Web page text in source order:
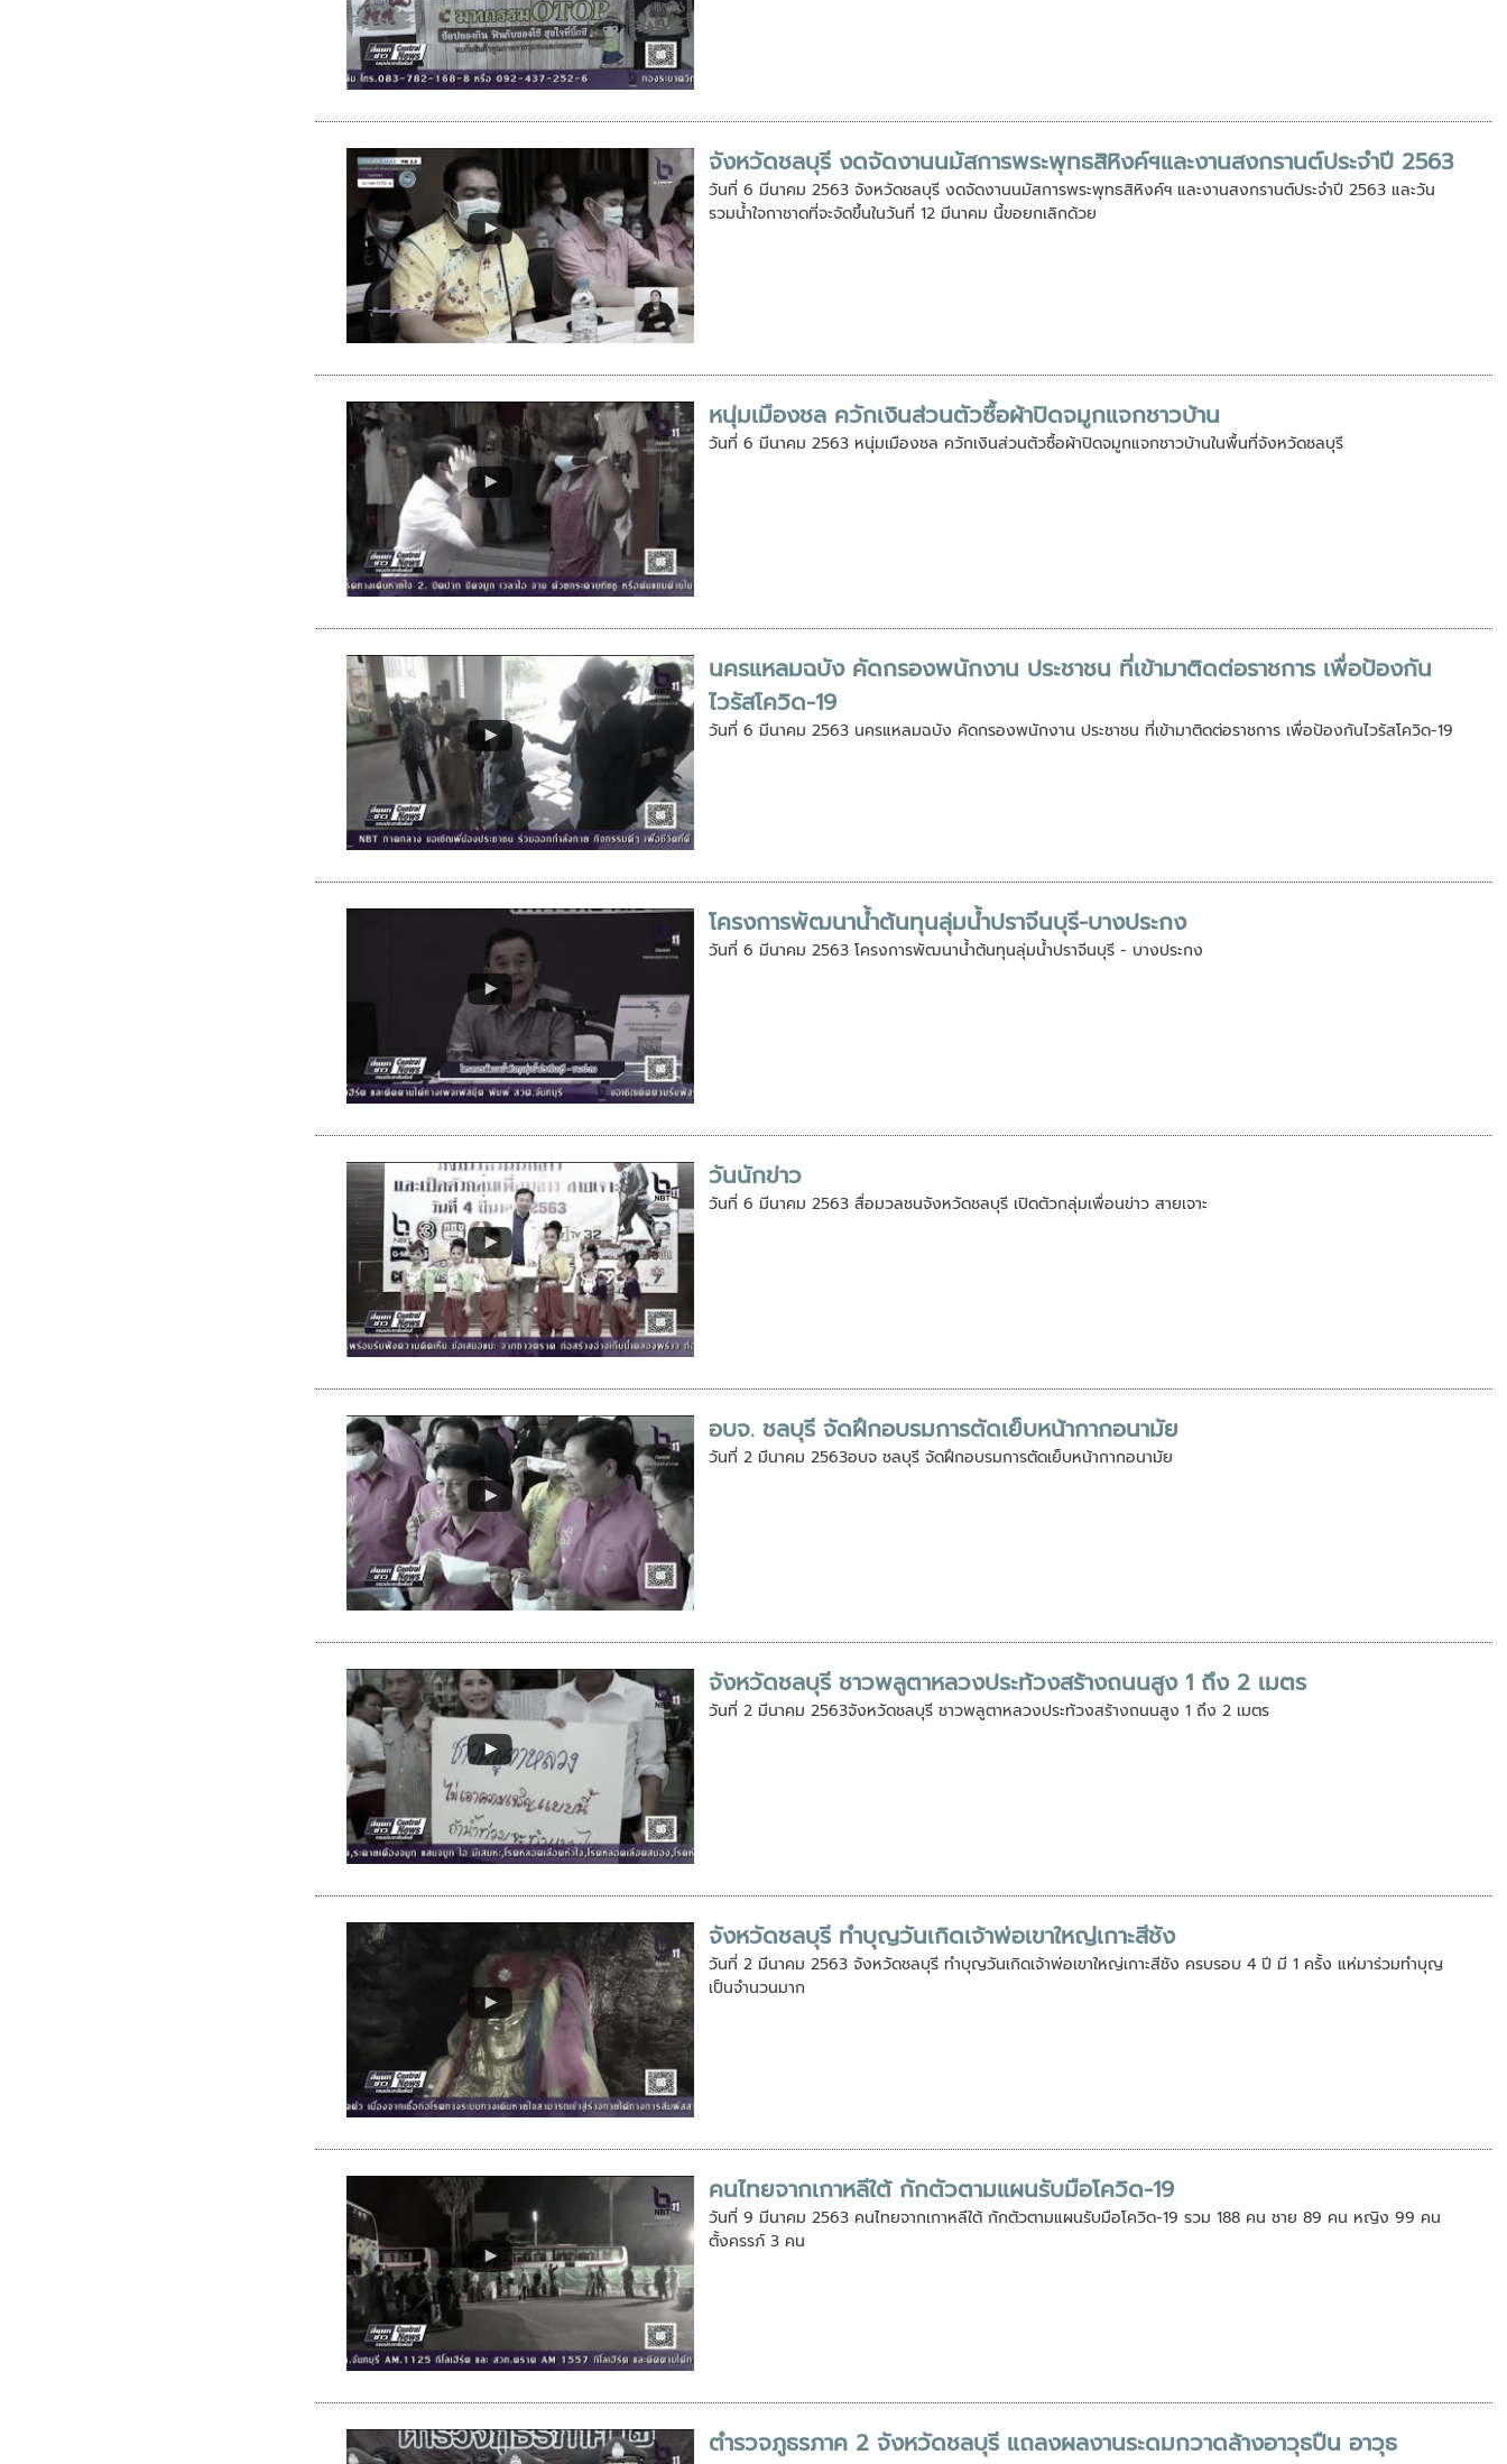
จังหวัดชลบุรี งดจัดงานนมัสการพระพุทธสิหิงค์ฯและงานสงกรานต์ประจำปี 2563
วันที่ 6 มีนาคม 2563 จังหวัดชลบุรี งดจัดงานนมัสการพระพุทธสิหิงค์ฯ และงานสงกรานต์ประจำปี 2563 และวัน
รวมน้ำใจกาชาดที่จะจัดขึ้นในวันที่ 12 มีนาคม นี้ขอยกเลิกด้วย
หนุ่มเมืองชล ควักเงินส่วนตัวซื้อผ้าปิดจมูกแจกชาวบ้าน
วันที่ 6 มีนาคม 2563 หนุ่มเมืองชล ควักเงินส่วนตัวซื้อผ้าปิดจมูกแจกชาวบ้านในพื้นที่จังหวัดชลบุรี
นครแหลมฉบัง คัดกรองพนักงาน ประชาชน ที่เข้ามาติดต่อราชการ เพื่อป้องกัน
ไวรัสโควิด-19
วันที่ 6 มีนาคม 2563 นครแหลมฉบัง คัดกรองพนักงาน ประชาชน ที่เข้ามาติดต่อราชการ เพื่อป้องกันไวรัสโควิด-19
โครงการพัฒนาน้ำต้นทุนลุ่มน้ำปราจีนบุรี-บางประกง
วันที่ 6 มีนาคม 2563 โครงการพัฒนาน้ำต้นทุนลุ่มน้ำปราจีนบุรี - บางประกง
วันนักข่าว
วันที่ 6 มีนาคม 2563 สื่อมวลชนจังหวัดชลบุรี เปิดตัวกลุ่มเพื่อนข่าว สายเจาะ
อบจ. ชลบุรี จัดฝึกอบรมการตัดเย็บหน้ากากอนามัย
วันที่ 2 มีนาคม 2563อบจ ชลบุรี จัดฝึกอบรมการตัดเย็บหน้ากากอนามัย
จังหวัดชลบุรี ชาวพลูตาหลวงประท้วงสร้างถนนสูง 1 ถึง 2 เมตร
วันที่ 2 มีนาคม 2563จังหวัดชลบุรี ชาวพลูตาหลวงประท้วงสร้างถนนสูง 1 ถึง 2 เมตร
จังหวัดชลบุรี ทำบุญวันเกิดเจ้าพ่อเขาใหญ่เกาะสีชัง
วันที่ 2 มีนาคม 2563 จังหวัดชลบุรี ทำบุญวันเกิดเจ้าพ่อเขาใหญ่เกาะสีชัง ครบรอบ 4 ปี มี 1 ครั้ง แห่มาร่วมทำบุญ
เป็นจำนวนมาก
คนไทยจากเกาหลีใต้ กักตัวตามแผนรับมือโควิด-19
วันที่ 9 มีนาคม 2563 คนไทยจากเกาหลีใต้ กักตัวตามแผนรับมือโควิด-19 รวม 188 คน ชาย 89 คน หญิง 99 คน
ตั้งครรภ์ 3 คน
ตำรวจภูธรภาค 2 จังหวัดชลบุรี แถลงผลงานระดมกวาดล้างอาวุธปืน อาวุธ